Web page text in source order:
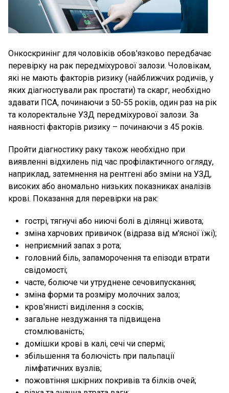
Онкоскринінг для чоловіків обов'язково передбачає
перевірку на рак передміхурової залози. Чоловікам,
які не мають факторів ризику (найближчих родичів, у
яких діагностували рак простати) та скарг, необхідно
здавати ПСА, починаючи з 50-55 років, один раз на рік
та колоректальне УЗД передміхурової залози. За
наявності факторів ризику – починаючи з 45 років.
Пройти діагностику раку також необхідно при
виявленні відхилень під час профілактичного огляду,
наприклад, затемнення на рентгені або зміни на УЗД,
високих або аномально низьких показниках аналізів
крові. Показання для перевірки на рак:
гострі, тягнучі або ниючі болі в ділянці живота;
зміна харчових привичок (відраза від м'ясної їжі);
неприємний запах з рота;
головний біль, запаморочення та епізоди втрати
свідомості;
часте, болюче чи утруднене сечовипускання;
зміна форми та розміру молочних залоз;
кров'янисті виділення з сосків;
загальне нездужання та підвищена
стомлюваність;
домішки крові в калі, сечі чи спермі;
збільшення та болючість при пальпації
лімфатичних вузлів;
пожовтіння шкірних покривів та білків очей;